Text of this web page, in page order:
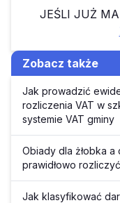
JEŚLI JUŻ
Zobacz także
Jak prowadzić
rozliczenia VAT w
systemie VAT gminy
Obiady dla żłobka
prawidłowo
Jak klasyfikować